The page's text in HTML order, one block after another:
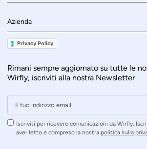
Azienda
Privacy Policy
Rimani sempre aggiornato su tutte le
Wirfly, iscriviti alla nostra Newsletter
Iscriviti per ricevere comunicazioni da Wirfly.
aver letto e compreso la nostra politica sulla